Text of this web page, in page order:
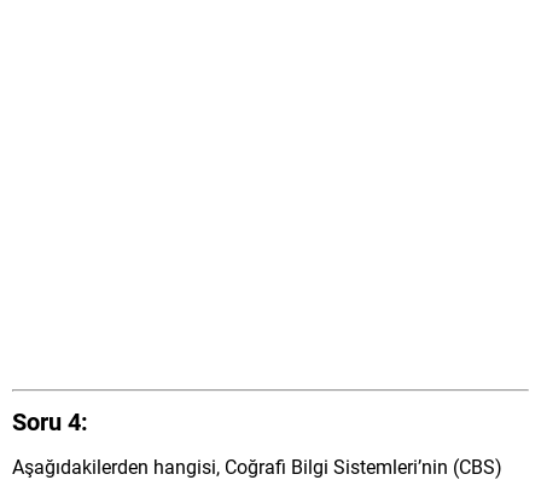
Soru 4:
Aşağıdakilerden hangisi, Coğrafi Bilgi Sistemleri’nin (CBS)